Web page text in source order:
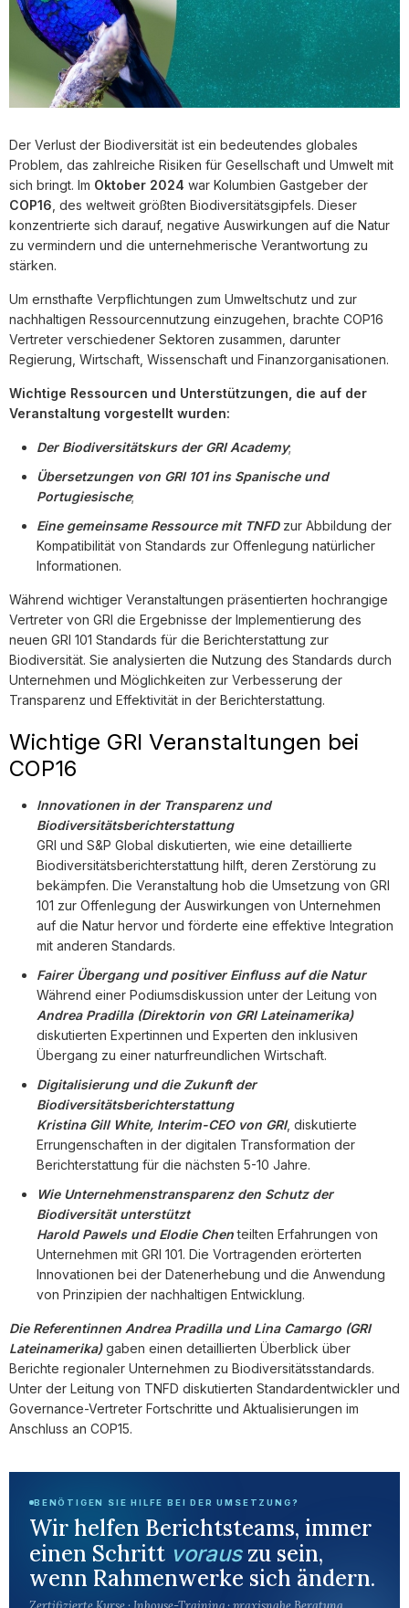
Der Verlust der Biodiversität ist ein bedeutendes globales
Problem, das zahlreiche Risiken für Gesellschaft und Umwelt mit
sich bringt. Im Oktober 2024 war Kolumbien Gastgeber der
COP16 , des weltweit größten Biodiversitätsgipfels. Dieser
konzentrierte sich darauf, negative Auswirkungen auf die Natur
zu vermindern und die unternehmerische Verantwortung zu
stärken.
Um ernsthafte Verpflichtungen zum Umweltschutz und zur
nachhaltigen Ressourcennutzung einzugehen, brachte COP16
Vertreter verschiedener Sektoren zusammen, darunter
Regierung, Wirtschaft, Wissenschaft und Finanzorganisationen.
Wichtige Ressourcen und Unterstützungen, die auf der
Veranstaltung vorgestellt wurden:
Der Biodiversitätskurs der GRI Academy;
Übersetzungen von GRI 101 ins Spanische und
Portugiesische;
Eine gemeinsame Ressource mit TNFDzur Abbildung der
Kompatibilität von Standards zur Offenlegung natürlicher
Informationen.
Während wichtiger Veranstaltungen präsentierten hochrangige
Vertreter von GRI die Ergebnisse der Implementierung des
neuen GRI 101 Standards für die Berichterstattung zur
Biodiversität. Sie analysierten die Nutzung des Standards durch
Unternehmen und Möglichkeiten zur Verbesserung der
Transparenz und Effektivität in der Berichterstattung.
Wichtige GRI Veranstaltungen bei
COP16
Innovationen in der Transparenz und
Biodiversitätsberichterstattung
GRI und S&P Global diskutierten, wie eine detaillierte
Biodiversitätsberichterstattung hilft, deren Zerstörung zu
bekämpfen. Die Veranstaltung hob die Umsetzung von GRI
101 zur Offenlegung der Auswirkungen von Unternehmen
auf die Natur hervor und förderte eine effektive Integration
mit anderen Standards.
Fairer Übergang und positiver Einfluss auf die Natur
Während einer Podiumsdiskussion unter der Leitung von
Andrea Pradilla (Direktorin von GRI Lateinamerika)
diskutierten Expertinnen und Experten den inklusiven
Übergang zu einer naturfreundlichen Wirtschaft.
Digitalisierung und die Zukunft der
Biodiversitätsberichterstattung
Kristina Gill White, Interim-CEO von GRI, diskutierte
Errungenschaften in der digitalen Transformation der
Berichterstattung für die nächsten 5-10 Jahre.
Wie Unternehmens­transparenz den Schutz der
Biodiversität unterstützt
Harold Pawels und Elodie Chenteilten Erfahrungen von
Unternehmen mit GRI 101. Die Vortragenden erörterten
Innovationen bei der Datenerhebung und die Anwendung
von Prinzipien der nachhaltigen Entwicklung.
Die Referentinnen Andrea Pradilla und Lina Camargo (GRI
Lateinamerika)gaben einen detaillierten Überblick über
Berichte regionaler Unternehmen zu Biodiversitätsstandards.
Unter der Leitung von TNFD diskutierten Standardentwickler und
Governance-Vertreter Fortschritte und Aktualisierungen im
Anschluss an COP15.
BENÖTIGEN SIE HILFE BEI DER UMSETZUNG?
Wir helfen Berichtsteams, immer
einen Schritt vorauszu sein,
wenn Rahmenwerke sich ändern.
Zertifizierte Kurse · Inhouse-Training · praxisnahe Beratung